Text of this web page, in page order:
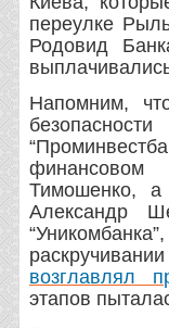
переулке
Родовид
Напомним,
Тимошенко,
Александр
возглавлял
этапов